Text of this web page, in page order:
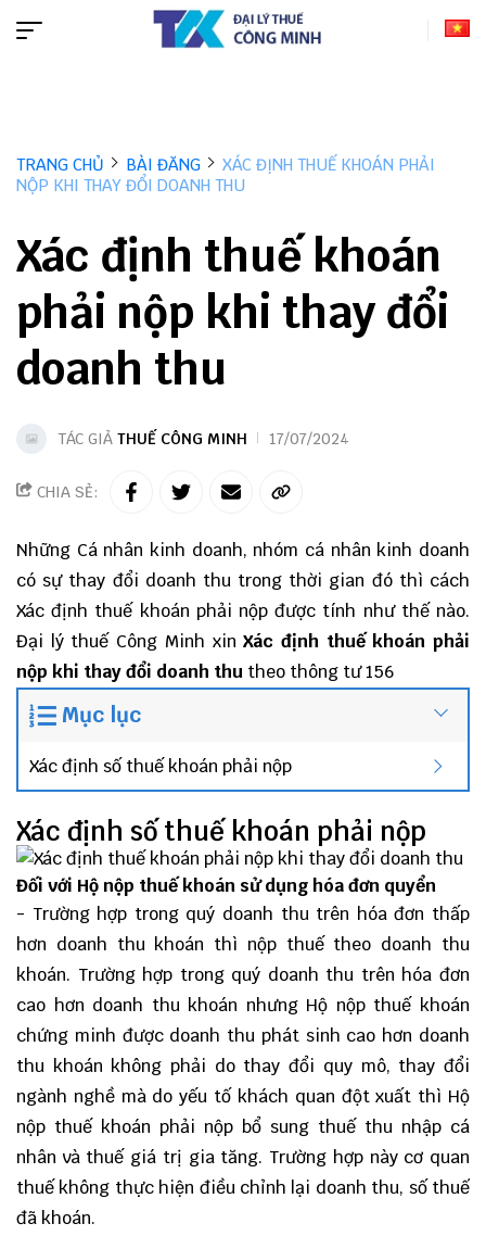
TRANG CHỦ BÀI ĐĂNG
XÁC ĐỊNH THUẾ KHOÁN PHẢI
NỘP KHI THAY ĐỔI DOANH THU
Xác định thuế khoán
phải nộp khi thay đổi
doanh thu
TÁC GIẢ THUẾ CÔNG MINH 17/07/2024
CHIA SẺ:
Những Cá nhân kinh doanh, nhóm cá nhân kinh doanh
có sự thay đổi doanh thu trong thời gian đó thì cách
Xác định thuế khoán phải nộp được tính như thế nào.
Đại lý thuế Công Minh xinXác định thuế khoán phải
nộp khi thay đổi doanh thu theo thông tư 156
Mục lục
Xác định số thuế khoán phải nộp
Xác định số thuế khoán phải nộp
Đối với Hộ nộp thuế khoán sử dụng hóa đơn quyển
- Trường hợp trong quý doanh thu trên hóa đơn thấp
hơn doanh thu khoán thì nộp thuế theo doanh thu
khoán. Trường hợp trong quý doanh thu trên hóa đơn
cao hơn doanh thu khoán nhưng Hộ nộp thuế khoán
chứng minh được doanh thu phát sinh cao hơn doanh
thu khoán không phải do thay đổi quy mô, thay đổi
ngành nghề mà do yếu tố khách quan đột xuất thì Hộ
nộp thuế khoán phải nộp bổ sung thuế thu nhập cá
nhân và thuế giá trị gia tăng. Trường hợp này cơ quan
thuế không thực hiện điều chỉnh lại doanh thu, số thuế
đã khoán.